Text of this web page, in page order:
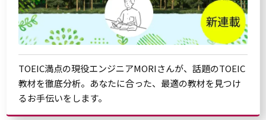
TOEIC満点の現役エンジニアMORIさんが、話題のTOEIC
教材を徹底分析。あなたに合った、最適の教材を見つけ
るお手伝いをします。